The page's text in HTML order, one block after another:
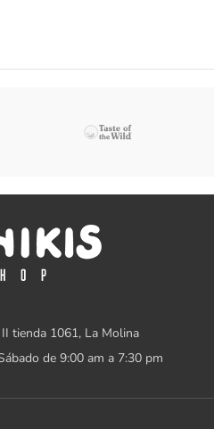
tienda 1061, La Molina
de 9:00 am a 7:30 pm